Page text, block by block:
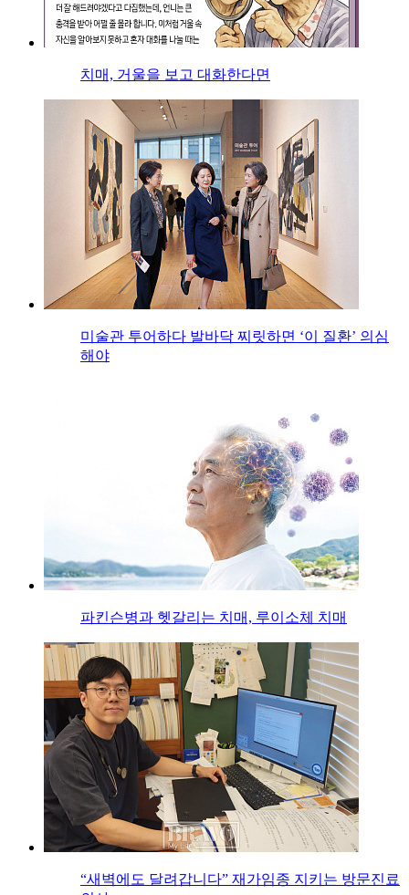
치매, 거울을 보고 대화한다면
미술관 투어하다 발바닥 찌릿하면 ‘이 질환’ 의심
해야
파킨슨병과 헷갈리는 치매, 루이소체 치매
“새벽에도 달려갑니다” 재가임종 지키는 방문진료